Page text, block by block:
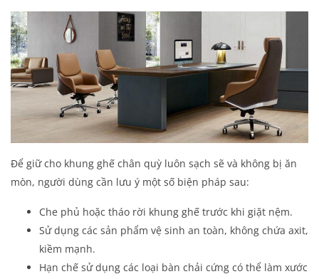
Để giữ cho khung ghế chân quỳ luôn sạch sẽ và không bị ăn
mòn, người dùng cần lưu ý một số biện pháp sau:
Che phủ hoặc tháo rời khung ghế trước khi giặt nệm.
Sử dụng các sản phẩm vệ sinh an toàn, không chứa axit,
kiềm mạnh.
Hạn chế sử dụng các loại bàn chải cứng có thể làm xước